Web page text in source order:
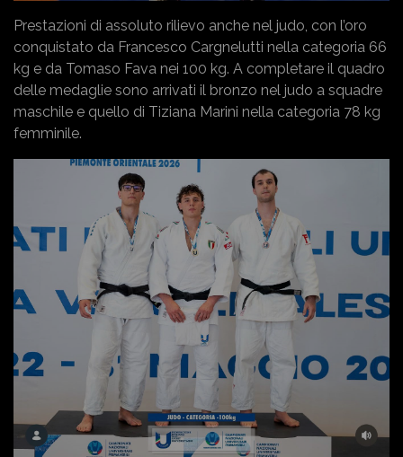
Prestazioni di assoluto rilievo anche nel judo, con l’oro
conquistato da Francesco Cargnelutti nella categoria 66
kg e da Tomaso Fava nei 100 kg. A completare il quadro
delle medaglie sono arrivati il bronzo nel judo a squadre
maschile e quello di Tiziana Marini nella categoria 78 kg
femminile.